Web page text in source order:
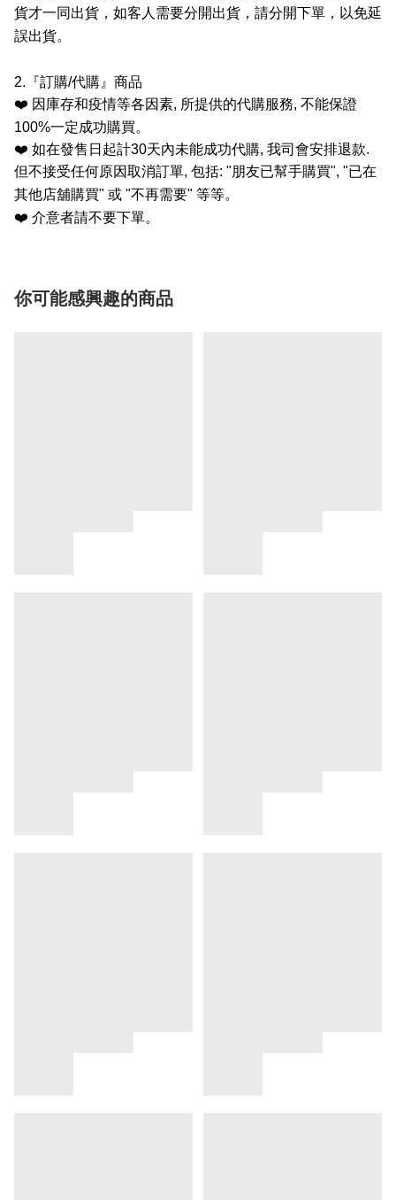
貨才一同出貨，如客人需要分開出貨，請分開下單，以免延
誤出貨。
2. 『訂購/代購』商品
❤️ 因庫存和疫情等各因素, 所提供的代購服務, 不能保證
100%一定成功購買。
❤️ 如在發售日起計30天內未能成功代購, 我司會安排退款.
但不接受任何原因取消訂單, 包括: "朋友已幫手購買", "已在
其他店舖購買" 或 "不再需要" 等等。
❤️ 介意者請不要下單。
你可能感興趣的商品